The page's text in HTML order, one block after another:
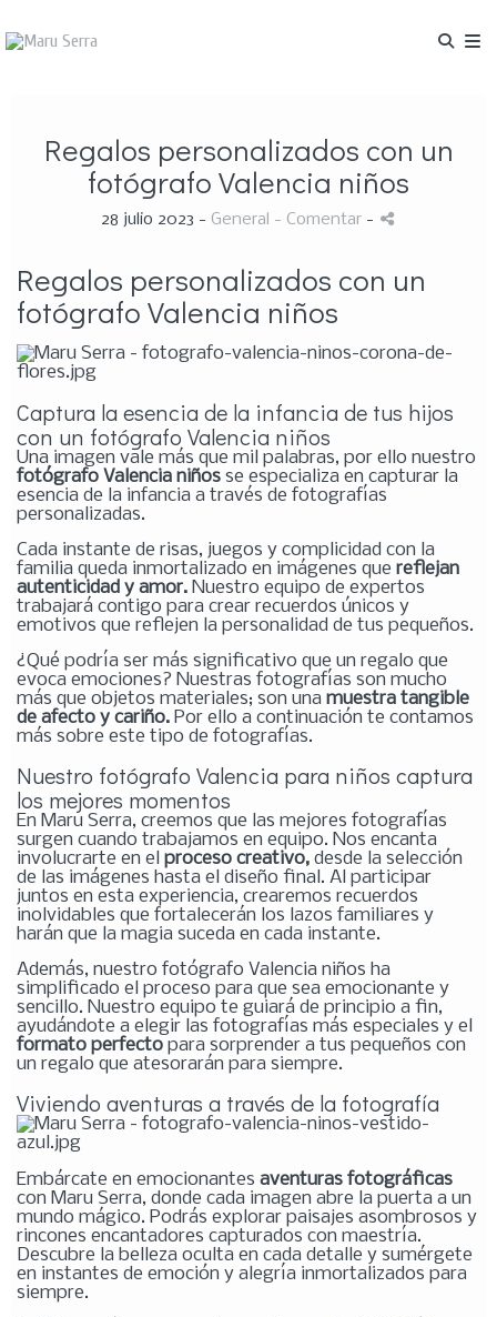
Regalos personalizados con un
fotógrafo Valencia niños
28 julio 2023 - General - Comentar -
Regalos personalizados con un
fotógrafo Valencia niños
Captura la esencia de la infancia de tus hijos
con un fotógrafo Valencia niños
Una imagen vale más que mil palabras, por ello nuestro
fotógrafo Valencia niños se especializa en capturar la
esencia de la infancia a través de fotografías
personalizadas.
Cada instante de risas, juegos y complicidad con la
familia queda inmortalizado en imágenes que reflejan
autenticidad y amor. Nuestro equipo de expertos
trabajará contigo para crear recuerdos únicos y
emotivos que reflejen la personalidad de tus pequeños.
¿Qué podría ser más significativo que un regalo que
evoca emociones? Nuestras fotografías son mucho
más que objetos materiales; son una muestra tangible
de afecto y cariño. Por ello a continuación te contamos
más sobre este tipo de fotografías.
Nuestro fotógrafo Valencia para niños captura
los mejores momentos
En Maru Serra, creemos que las mejores fotografías
surgen cuando trabajamos en equipo. Nos encanta
involucrarte en el proceso creativo, desde la selección
de las imágenes hasta el diseño final. Al participar
juntos en esta experiencia, crearemos recuerdos
inolvidables que fortalecerán los lazos familiares y
harán que la magia suceda en cada instante.
Además, nuestro fotógrafo Valencia niños ha
simplificado el proceso para que sea emocionante y
sencillo. Nuestro equipo te guiará de principio a fin,
ayudándote a elegir las fotografías más especiales y el
formato perfecto para sorprender a tus pequeños con
un regalo que atesorarán para siempre.
Viviendo aventuras a través de la fotografía
Embárcate en emocionantes aventuras fotográficas
con Maru Serra, donde cada imagen abre la puerta a un
mundo mágico. Podrás explorar paisajes asombrosos y
rincones encantadores capturados con maestría.
Descubre la belleza oculta en cada detalle y sumérgete
en instantes de emoción y alegría inmortalizados para
siempre.